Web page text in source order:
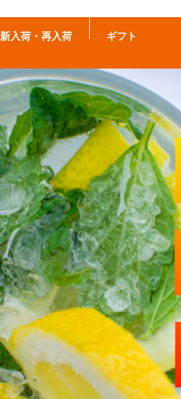
新入荷・再入荷 ギフト